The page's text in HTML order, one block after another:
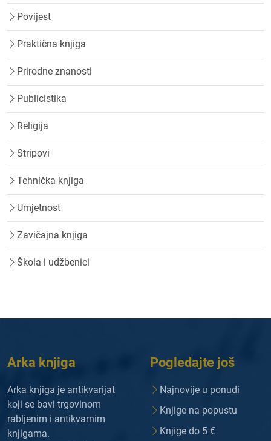
Povijest
Praktična knjiga
Prirodne znanosti
Publicistika
Religija
Stripovi
Tehnička knjiga
Umjetnost
Zavičajna knjiga
Škola i udžbenici
Arka knjiga
Arka knjiga je antikvarijat
koji se bavi trgovinom
rabljenim i antikvarnim
knjigama.
Pogledajte još
Najnovije u ponudi
Knjige na popustu
Knjige do 5 €